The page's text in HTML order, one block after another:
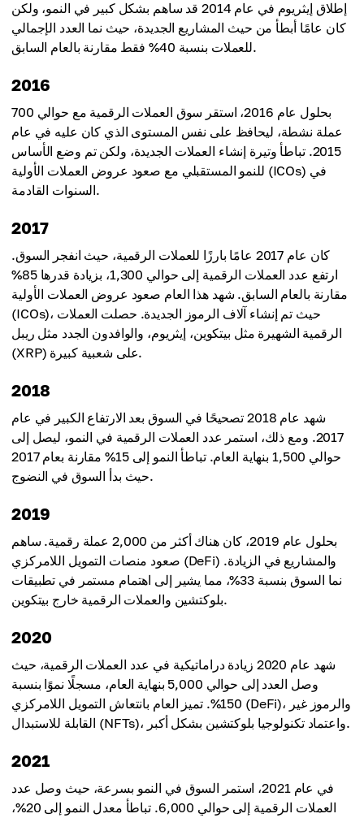
إطلاق إيثريوم في عام 2014 قد ساهم بشكل كبير في النمو، ولكن
كان عامًا أبطأ من حيث المشاريع الجديدة، حيث نما العدد الإجمالي
للعملات بنسبة 40% فقط مقارنة بالعام السابق.
2016
بحلول عام 2016، استقر سوق العملات الرقمية مع حوالي 700
عملة نشطة، ليحافظ على نفس المستوى الذي كان عليه في عام
2015. تباطأ وتيرة إنشاء العملات الجديدة، ولكن تم وضع الأساس
للنمو المستقبلي مع صعود عروض العملات الأولية (ICOs) في
السنوات القادمة.
2017
كان عام 2017 عامًا بارزًا للعملات الرقمية، حيث انفجر السوق.
ارتفع عدد العملات الرقمية إلى حوالي 1,300، بزيادة قدرها 85%
مقارنة بالعام السابق. شهد هذا العام صعود عروض العملات الأولية
(ICOs)، حيث تم إنشاء آلاف الرموز الجديدة. حصلت العملات
الرقمية الشهيرة مثل بيتكوين، إيثريوم، والوافدون الجدد مثل ريبل
(XRP) على شعبية كبيرة.
2018
شهد عام 2018 تصحيحًا في السوق بعد الارتفاع الكبير في عام
2017. ومع ذلك، استمر عدد العملات الرقمية في النمو، ليصل إلى
حوالي 1,500 بنهاية العام. تباطأ النمو إلى 15% مقارنة بعام 2017
حيث بدأ السوق في النضوج.
2019
بحلول عام 2019، كان هناك أكثر من 2,000 عملة رقمية. ساهم
صعود منصات التمويل اللامركزي (DeFi) والمشاريع في الزيادة.
نما السوق بنسبة 33%، مما يشير إلى اهتمام مستمر في تطبيقات
بلوكتشين والعملات الرقمية خارج بيتكوين.
2020
شهد عام 2020 زيادة دراماتيكية في عدد العملات الرقمية، حيث
وصل العدد إلى حوالي 5,000 بنهاية العام، مسجلًا نموًا بنسبة
150%. تميز العام بانتعاش التمويل اللامركزي (DeFi)، والرموز غير
القابلة للاستبدال (NFTs)، واعتماد تكنولوجيا بلوكتشين بشكل أكبر.
2021
في عام 2021، استمر السوق في النمو بسرعة، حيث وصل عدد
العملات الرقمية إلى حوالي 6,000. تباطأ معدل النمو إلى 20%،